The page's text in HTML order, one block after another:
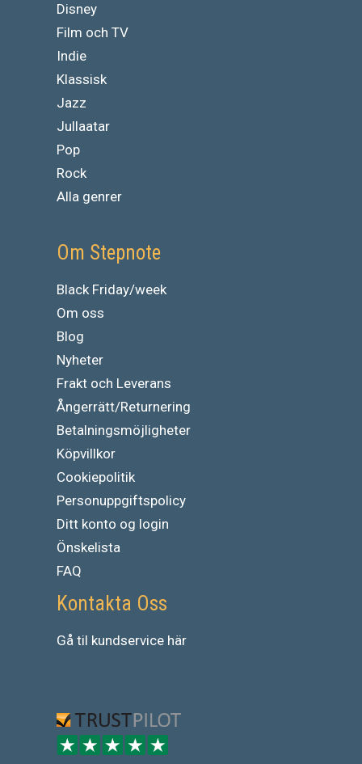
Disney
Film och TV
Indie
Klassisk
Jazz
Jullaatar
Pop
Rock
Alla genrer
Om Stepnote
Black Friday/week
Om oss
Blog
Nyheter
Frakt och Leverans
Ångerrätt/Returnering
Betalningsmöjligheter
Köpvillkor
Cookiepolitik
Personuppgiftspolicy
Ditt konto og login
Önskelista
FAQ
Kontakta Oss
Gå til kundservice här